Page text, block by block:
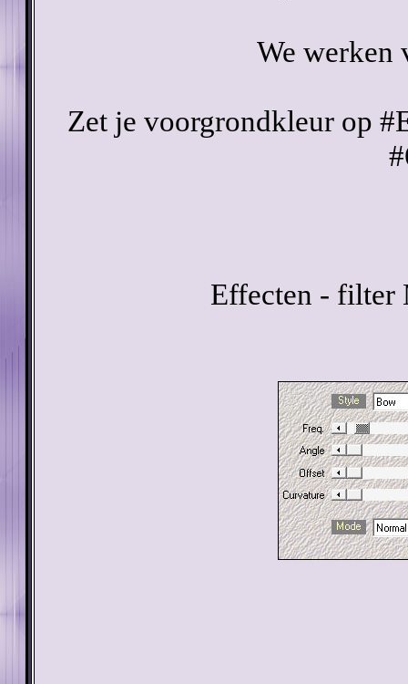
We werken
Zet je voorgrondkleur op
Effecten - filter